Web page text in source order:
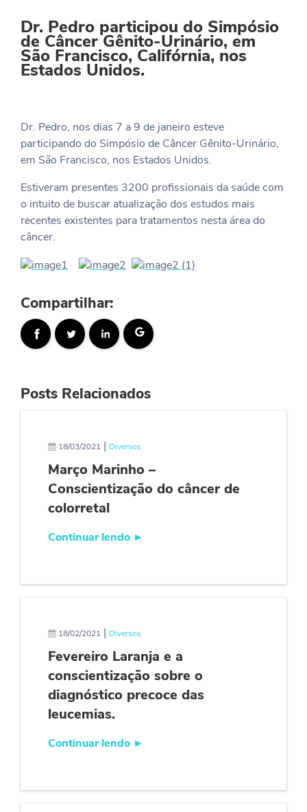
Dr. Pedro participou do Simpósio
de Câncer Gênito-Urinário, em
São Francisco, Califórnia, nos
Estados Unidos.
Dr. Pedro, nos dias 7 a 9 de janeiro esteve
participando do Simpósio de Câncer Gênito-Urinário,
em São Francisco, nos Estados Unidos.
Estiveram presentes 3200 profissionais da saúde com
o intuito de buscar atualização dos estudos mais
recentes existentes para tratamentos nesta área do
câncer.
Compartilhar:
Posts Relacionados
18/03/2021 | Diversos
Março Marinho –
Conscientização do câncer de
colorretal
Continuar lendo ►
18/02/2021 | Diversos
Fevereiro Laranja e a
conscientização sobre o
diagnóstico precoce das
leucemias.
Continuar lendo ►